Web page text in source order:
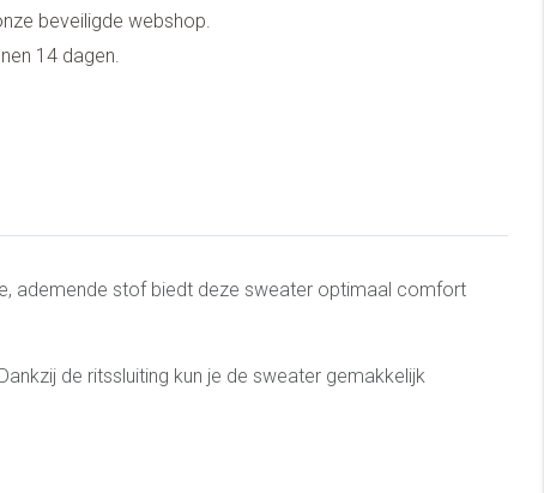
beveiligde webshop.
14 dagen.
ademende stof biedt deze sweater optimaal comfort
de ritssluiting kun je de sweater gemakkelijk